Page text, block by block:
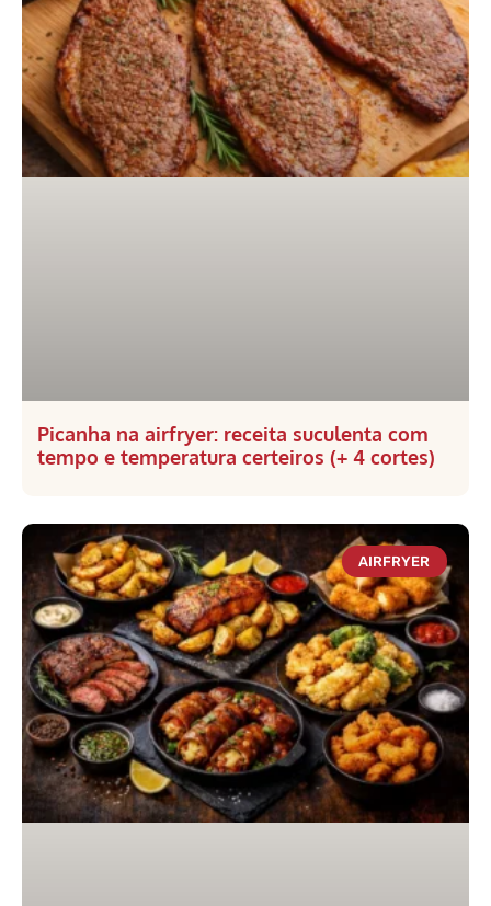
Picanha na airfryer: receita suculenta com
tempo e temperatura certeiros (+ 4 cortes)
AIRFRYER